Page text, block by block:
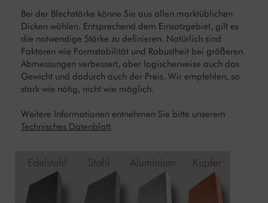
Bei der Blechstärke könne Sie aus allen marktüblichen
Dicken wählen. Entsprechend dem Einsatzgebiet, gilt es
die notwendige Stärke zu definieren. Natürlich sind
Faktoren wie Formstabilität und Robustheit bei größeren
Abmessungen verbessert, aber logischerweise auch das
Gewicht und dadurch auch der Preis. Wir empfehlen, so
stark wie nötig, nicht wie möglich.
Weitere Informationen entnehmen Sie bitte unserem
Technisches Datenblatt.